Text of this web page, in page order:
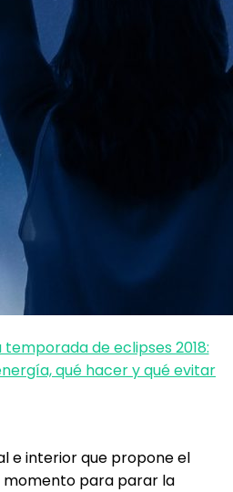
temporada de eclipses 2018:
qué hacer y qué evitar
e interior que propone el
momento para parar la